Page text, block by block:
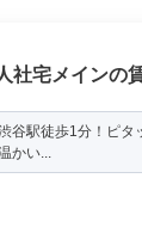
社宅メインの
谷駅徒歩1分！ピタ
かい...